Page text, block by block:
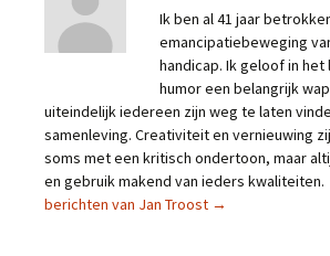
Ik ben al 41 jaar
emancipatiebeweging
handicap. Ik geloof in het
humor een belangrijk
uiteindelijk iedereen zijn weg te laten
samenleving. Creativiteit en vernieuwing
soms met een kritisch ondertoon, maar
en gebruik makend van ieders kwaliteiten.
berichten van Jan Troost →